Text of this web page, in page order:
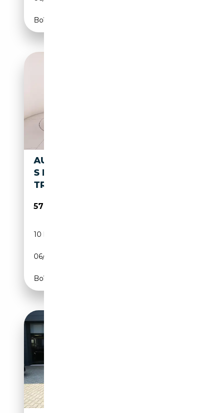
Boîte automatique
AUDI Q3 SPORTBACK 2.0 TDI
S LINE EDITION 150CV S-
TRONIC
57 500€
10 km
06/2026
Boîte automatique